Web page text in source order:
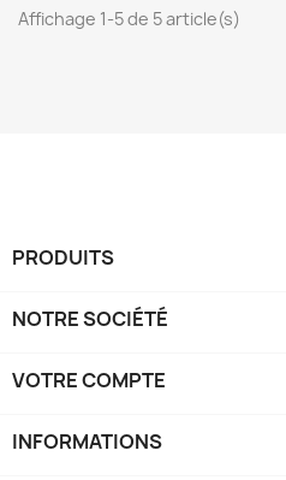
Affichage 1-5 de 5 article(s)
PRODUITS
NOTRE SOCIÉTÉ
VOTRE COMPTE
INFORMATIONS